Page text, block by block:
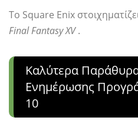
Το Square Enix
Final Fantasy XV.
Καλύτερα
Ενημέρωσης
10